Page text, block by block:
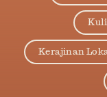
Kerajinan